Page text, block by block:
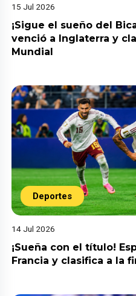
15 Jul 2026
¡Sigue el sueño del
venció a Inglaterra y
Mundial
Deportes
14 Jul 2026
¡Sueña con el título!
Francia y clasifica a la